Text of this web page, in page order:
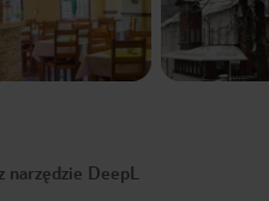
narzędzie DeepL